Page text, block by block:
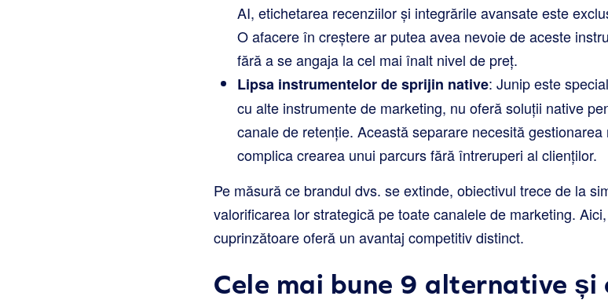
AI, etichetarea recenziilor și integrările avansate este
O afacere în creștere ar putea avea nevoie de aceste
fără a se angaja la cel mai înalt nivel de preț.
Lipsa instrumentelor de sprijin native: Junip este
cu alte instrumente de marketing, nu oferă soluții native
canale de retenție. Această separare necesită
complica crearea unui parcurs fără întreruperi al clienților.
Pe măsură ce brandul dvs. se extinde, obiectivul trece de la
valorificarea lor strategică pe toate canalele de marketing.
cuprinzătoare oferă un avantaj competitiv distinct.
Cele mai bune 9 alternative și